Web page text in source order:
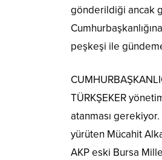
gönderildiği ancak
peşkeşi ile
TÜRKŞEKER
atanması
yürüten Mücahit
AKP eski Bursa